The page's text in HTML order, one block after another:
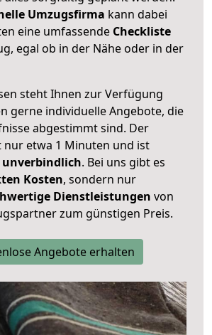
Umzugsfirma kann dabei
eine umfassende Checkliste
egal ob in der Nähe oder in der
steht Ihnen zur Verfügung
gerne individuelle Angebote, die
abgestimmt sind. Der
nur etwa 1 Minuten und ist
unverbindlich. Bei uns gibt es
Kosten, sondern nur
Dienstleistungen von
zum günstigen Preis.
Angebote erhalten